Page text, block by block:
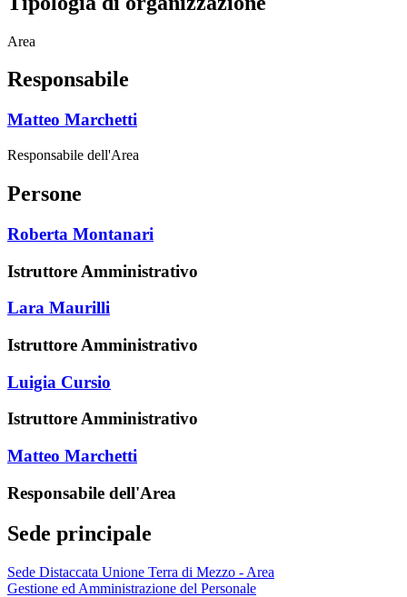
Area
Responsabile
Matteo Marchetti
Responsabile dell'Area
Persone
Roberta Montanari
Istruttore Amministrativo
Lara Maurilli
Istruttore Amministrativo
Luigia Cursio
Istruttore Amministrativo
Matteo Marchetti
Responsabile dell'Area
Sede principale
Sede Distaccata Unione Terra di Mezzo - Area
Gestione ed Amministrazione del Personale